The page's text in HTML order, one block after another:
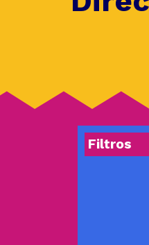
Filtros